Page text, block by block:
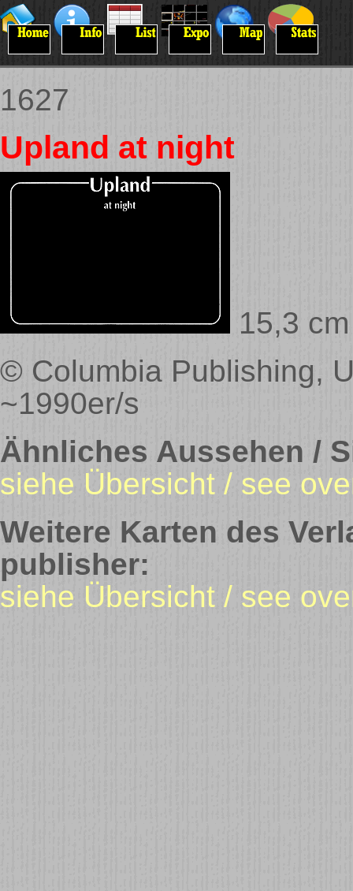
1627
Upland at night
15,3
© Columbia Publishing,
~1990er/s
Ähnliches Aussehen /
siehe Übersicht / see
Weitere Karten des
publisher:
siehe Übersicht / see